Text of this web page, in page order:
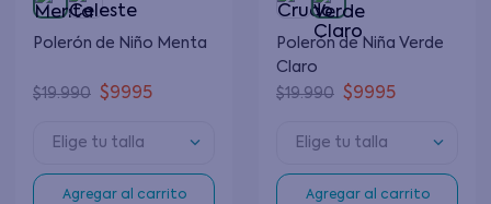
Polerón de Niño Menta
$19.990 $9995
Elige tu talla
Agregar al carrito
Polerón de Niña Verde
Claro
$19.990 $9995
Elige tu talla
Agregar al carrito